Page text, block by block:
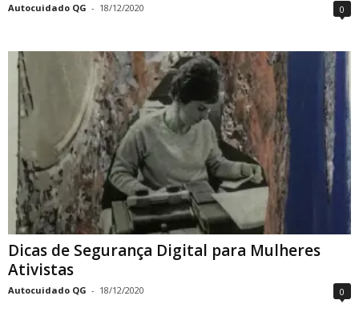
Autocuidado QG - 18/12/2020 0
Dicas de Segurança Digital para Mulheres
Ativistas
Autocuidado QG - 18/12/2020 0